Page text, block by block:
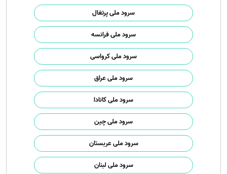
سرود ملی پرتغال
سرود ملی فرانسه
سرود ملی کرواسی
سرود ملی عراق
سرود ملی کانادا
سرود ملی چین
سرود ملی عربستان
سرود ملی لبنان